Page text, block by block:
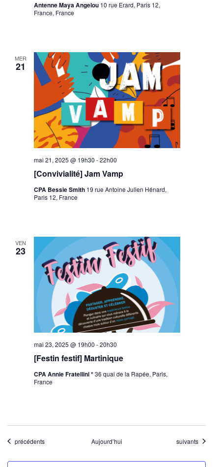
Antenne Maya Angelou 10 rue Erard, Paris 12,
France, France
MER
21
[Convivialité] Jam Vamp
mai 21, 2025 @ 19h30 -22h00
CPA Bessie Smith 19 rue Antoine Julien Hénard,
Paris 12, France
VEN
23
[Festin festif] Martinique
mai 23, 2025 @ 19h00 -20h30
CPA Annie Fratellini *36 quai de la Rapée, Paris,
France
Évènements
précédents Aujourd’hui Évènements
suivants